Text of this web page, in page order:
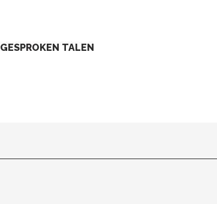
GESPROKEN TALEN
GESPROKEN TALEN